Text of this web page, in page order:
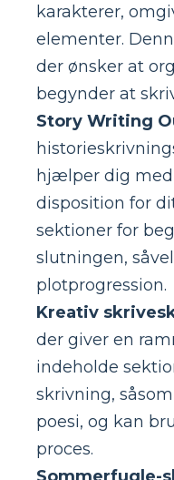
karakterer,
elementer.
der ønsker at
begynder at
Story Writing
hjælper dig
disposition for
sektioner for
slutningen,
plotprogression.
Kreativ
der giver en
indeholde
skrivning,
poesi, og kan
proces.